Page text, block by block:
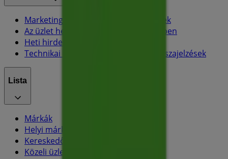
Marketing és üzleti célú megkeresések
Az üzlet helytelenül található a térképen
Heti hirdetési visszajelzés
Technikai problémák és általános visszajelzések
Lista
Márkák
Helyi márkák
Kereskedők
Közeli üzletek